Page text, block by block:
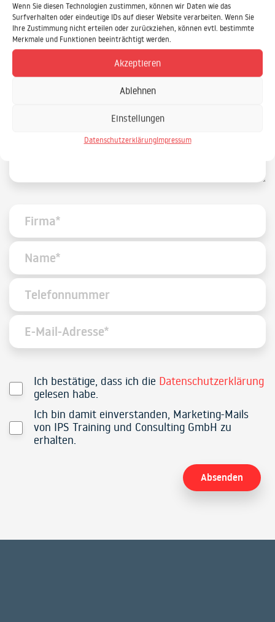
Wenn Sie diesen Technologien zustimmen, können wir Daten wie das
Surfverhalten oder eindeutige IDs auf dieser Website verarbeiten. Wenn Sie
Ihre Zustimmung nicht erteilen oder zurückziehen, können evtl. bestimmte
Merkmale und Funktionen beeinträchtigt werden.
Akzeptieren
Ablehnen
Einstellungen
DatenschutzerklärungImpressum
Daniel.Ewald@IPS-IT.de
IPS Training und Consulting GmbH
33605 Bielefeld
Ich bestätige, dass ich die Datenschutzerklärung
gelesen habe.
Ich bin damit einverstanden, Marketing-Mails
von IPS Training und Consulting GmbH zu
erhalten.